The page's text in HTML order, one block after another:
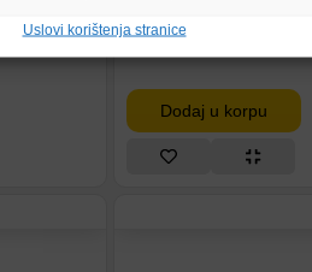
Uslovi korištenja stranice
Dodaj u korpu